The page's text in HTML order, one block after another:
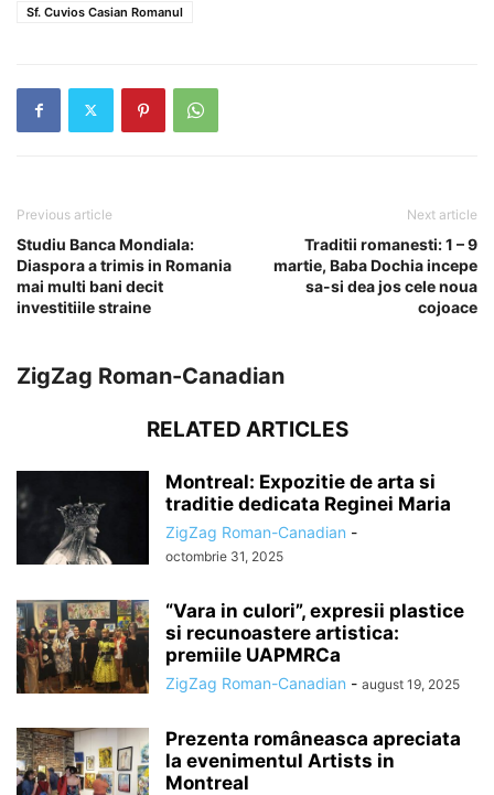
Sf. Cuvios Casian Romanul
Previous article
Studiu Banca Mondiala:
Diaspora a trimis in Romania
mai multi bani decit
investitiile straine
Next article
Traditii romanesti: 1 – 9
martie, Baba Dochia incepe
sa-si dea jos cele noua
cojoace
ZigZag Roman-Canadian
RELATED ARTICLES
Montreal: Expozitie de arta si
traditie dedicata Reginei Maria
ZigZag Roman-Canadian -
octombrie 31, 2025
“Vara in culori”, expresii plastice
si recunoastere artistica:
premiile UAPMRCa
ZigZag Roman-Canadian - august 19, 2025
Prezenta româneasca apreciata
la evenimentul Artists in
Montreal